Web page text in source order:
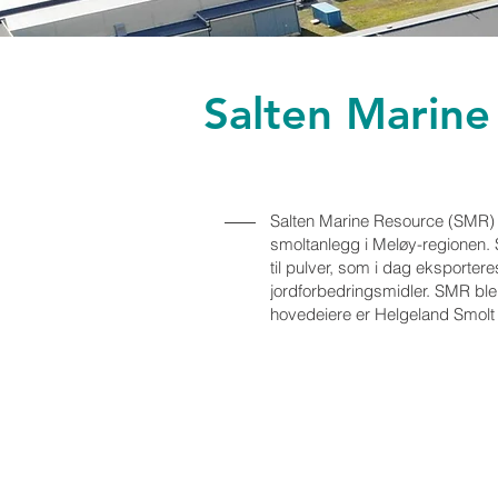
Salten
Salten Marine Resource
smoltanlegg i Meløy-
til pulver, som i dag
jordforbedringsmidler. SMR
hovedeiere er Helgeland